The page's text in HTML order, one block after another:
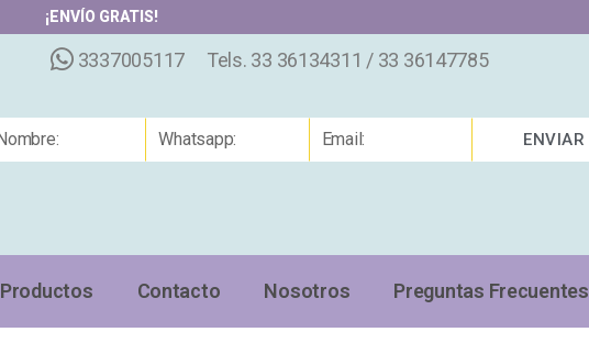
¡ENVÍO GRATIS!
3337005117 Tels. 33 36134311 / 33 36147785
ENVIAR
Productos Contacto Nosotros Preguntas Frecuentes